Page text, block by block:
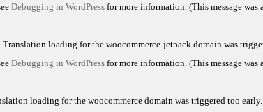
Debugging in WordPress for more information. (This message
Translation loading for the woocommerce-jetpack domain was
Debugging in WordPress for more information. (This message
loading for the woocommerce domain was triggered too